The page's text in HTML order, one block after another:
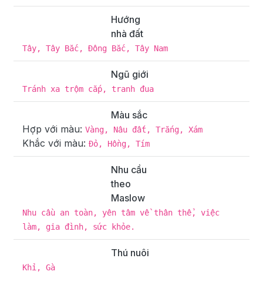
Hướng
nhà đất
Tây, Tây Bắc, Đông Bắc, Tây Nam
Ngũ giới
Tránh xa trộm cắp, tranh đua
Màu sắc
Hợp với màu: Vàng, Nâu đất, Trắng, Xám
Khắc với màu: Đỏ, Hồng, Tím
Nhu cầu
theo
Maslow
Nhu cầu an toàn, yên tâm về thân thể, việc
làm, gia đình, sức khỏe.
Thú nuôi
Khỉ, Gà